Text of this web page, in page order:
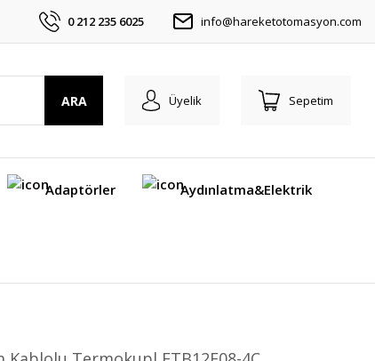
0 212 235 6025 info@hareketotomasyon.com
ARA Üyelik Sepetim
Adaptörler Aydınlatma&Elektrik